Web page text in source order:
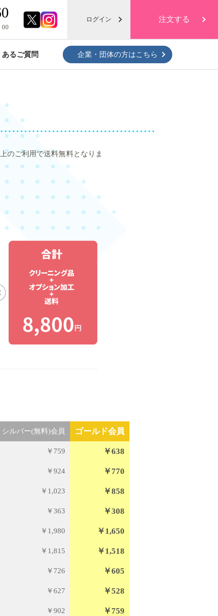
00
ログイン 注文する
衣類・布団の保管プラン
あるご質問 企業・団体の方はこちら
のご利用で送料無料となりま
シルバー(無料)会員 ゴールド会員
￥759 ￥638
￥924 ￥770
￥1,023 ￥858
￥363 ￥308
￥1,980 ￥1,650
￥1,815 ￥1,518
￥726 ￥605
￥627 ￥528
￥902 ￥759